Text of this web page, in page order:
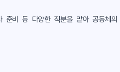
준비 등 다양한 직분을 맡아 공동체